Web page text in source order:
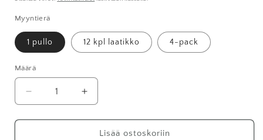
Myyntierä
1 pullo 12 kpl laatikko 4-pack
Määrä
Vähennä
tuotteen
Ketchup
Lisää
tuotteen
Ketchup
määrää
Lisää ostoskoriin